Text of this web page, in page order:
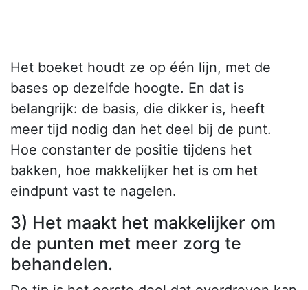
Het boeket houdt ze op één lijn, met de
bases op dezelfde hoogte. En dat is
belangrijk: de basis, die dikker is, heeft
meer tijd nodig dan het deel bij de punt.
Hoe constanter de positie tijdens het
bakken, hoe makkelijker het is om het
eindpunt vast te nagelen.
3) Het maakt het makkelijker om
de punten met meer zorg te
behandelen.